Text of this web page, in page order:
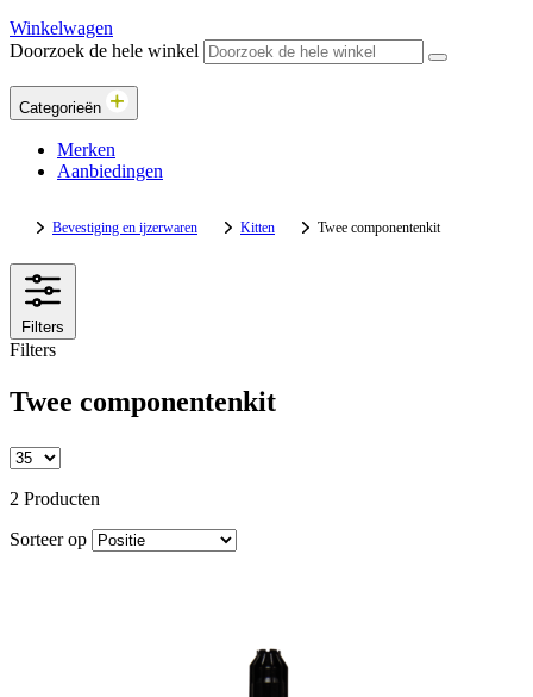
Winkelwagen
Doorzoek de hele winkel
Categorieën
Merken
Aanbiedingen
Bevestiging en ijzerwaren Kitten Twee componentenkit
Filters
Filters
Twee componentenkit
2 Producten
Sorteer op